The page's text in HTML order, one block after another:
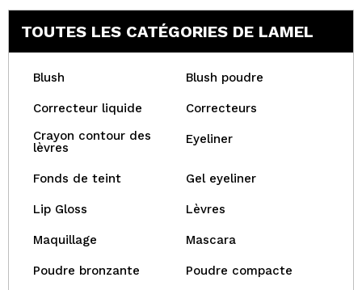
TOUTES LES CATÉGORIES DE LAMEL
Blush Blush poudre
Correcteur liquide
Correcteurs
Crayon contour des
lèvres
Eyeliner
Fonds de teint Gel eyeliner
Lip Gloss Lèvres
Maquillage Mascara
Poudre bronzante
Poudre compacte